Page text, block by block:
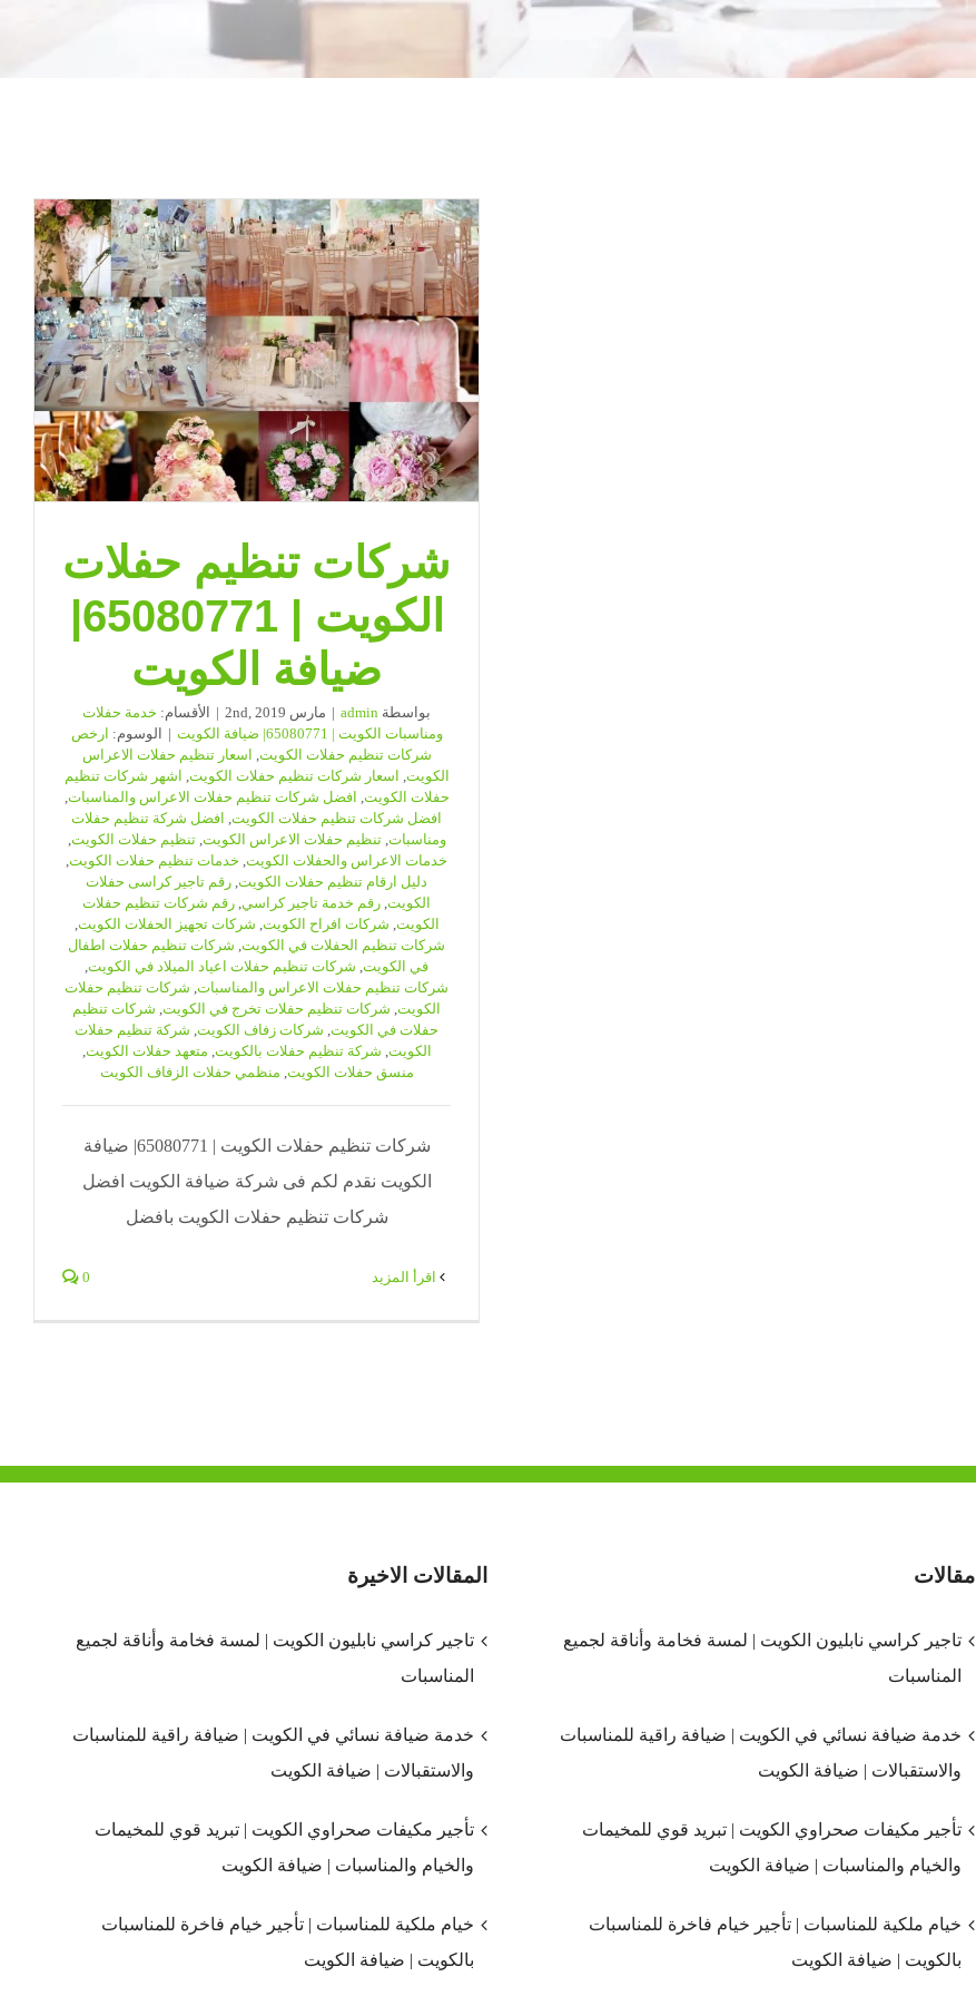
شركات تنظيم حفلات
الكويت | 65080771|
ضيافة الكويت
بواسطة admin
| مارس 2nd, 2019 | الأقسام: خدمة حفلات
ومناسبات الكويت | 65080771| ضيافة الكويت
| الوسوم: ارخص
شركات تنظيم حفلات الكويت, اسعار تنظيم حفلات الاعراس
الكويت, اسعار شركات تنظيم حفلات الكويت, اشهر شركات تنظيم
حفلات الكويت, افضل شركات تنظيم حفلات الاعراس والمناسبات,
افضل شركات تنظيم حفلات الكويت, افضل شركة تنظيم حفلات
ومناسبات,تنظيم حفلات الاعراس الكويت,تنظيم حفلات الكويت,
خدمات الاعراس والحفلات الكويت, خدمات تنظيم حفلات الكويت,
دليل ارقام تنظيم حفلات الكويت, رقم تاجير كراسى حفلات
الكويت, رقم خدمة تاجير كراسي, رقم شركات تنظيم حفلات
الكويت, شركات افراح الكويت, شركات تجهيز الحفلات الكويت,
شركات تنظيم الحفلات في الكويت, شركات تنظيم حفلات اطفال
في الكويت, شركات تنظيم حفلات اعياد الميلاد في الكويت,
شركات تنظيم حفلات الاعراس والمناسبات, شركات تنظيم حفلات
الكويت, شركات تنظيم حفلات تخرج في الكويت, شركات تنظيم
حفلات في الكويت, شركات زفاف الكويت, شركة تنظيم حفلات
الكويت, شركة تنظيم حفلات بالكويت, متعهد حفلات الكويت,
منسق حفلات الكويت, منظمي حفلات الزفاف الكويت
شركات تنظيم حفلات الكويت | 65080771| ضيافة
الكويت نقدم لكم فى شركة ضيافة الكويت افضل
شركات تنظيم حفلات الكويت بافضل
‫اقرأ المزيد 0
مقالات
تاجير كراسي نابليون الكويت | لمسة فخامة وأناقة لجميع
المناسبات
خدمة ضيافة نسائي في الكويت | ضيافة راقية للمناسبات
والاستقبالات | ضيافة الكويت
تأجير مكيفات صحراوي الكويت | تبريد قوي للمخيمات
والخيام والمناسبات | ضيافة الكويت
خيام ملكية للمناسبات | تأجير خيام فاخرة للمناسبات
بالكويت | ضيافة الكويت
المقالات الاخيرة
تاجير كراسي نابليون الكويت | لمسة فخامة وأناقة لجميع
المناسبات
خدمة ضيافة نسائي في الكويت | ضيافة راقية للمناسبات
والاستقبالات | ضيافة الكويت
تأجير مكيفات صحراوي الكويت | تبريد قوي للمخيمات
والخيام والمناسبات | ضيافة الكويت
خيام ملكية للمناسبات | تأجير خيام فاخرة للمناسبات
بالكويت | ضيافة الكويت